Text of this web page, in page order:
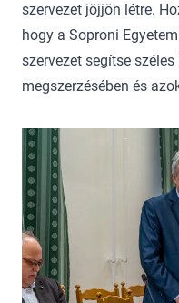
szervezet jöjjön létre.
hogy a Soproni
szervezet segítse
megszerzésében és